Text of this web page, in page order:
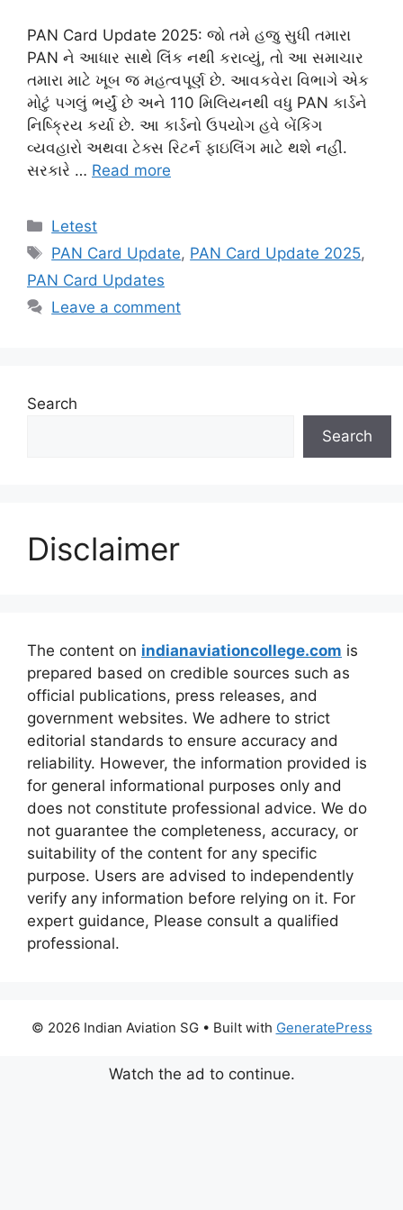
PAN Card Update 2025: જો તમે હજુ સુધી તમારા
PAN ને આધાર સાથે લિંક નથી કરાવ્યું, તો આ સમાચાર
તમારા માટે ખૂબ જ મહત્વપૂર્ણ છે. આવકવેરા વિભાગે એક
મોટું પગલું ભર્યું છે અને 110 મિલિયનથી વધુ PAN કાર્ડને
નિષ્ક્રિય કર્યા છે. આ કાર્ડનો ઉપયોગ હવે બેંકિંગ
વ્યવહારો અથવા ટેક્સ રિટર્ન ફાઇલિંગ માટે થશે નહીં.
સરકારે … Read more
Categories
Letest
Tags
PAN Card Update, PAN Card Update 2025,
PAN Card Updates
Leave a comment
Search
Search
Disclaimer
The content on indianaviationcollege.com is
prepared based on credible sources such as
official publications, press releases, and
government websites. We adhere to strict
editorial standards to ensure accuracy and
reliability. However, the information provided is
for general informational purposes only and
does not constitute professional advice. We do
not guarantee the completeness, accuracy, or
suitability of the content for any specific
purpose. Users are advised to independently
verify any information before relying on it. For
expert guidance, Please consult a qualified
professional.
© 2026 Indian Aviation SG• Built with GeneratePress
Watch the ad to continue.